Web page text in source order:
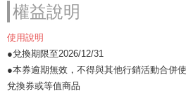
權益說明
使用說明
●兌換期限至2026/12/31
●本券逾期無效，不得與其他行銷活動合併
兌換券或等值商品